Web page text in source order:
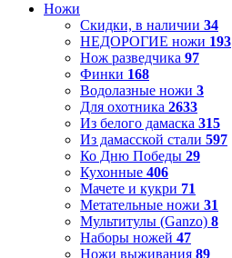
Ножи
Скидки, в наличии 34
НЕДОРОГИЕ ножи 193
Нож разведчика 97
Финки 168
Водолазные ножи 3
Для охотника 2633
Из белого дамаска 315
Из дамасской стали 597
Ко Дню Победы 29
Кухонные 406
Мачете и кукри 71
Метательные ножи 31
Мультитулы (Ganzo) 8
Наборы ножей 47
Ножи выживания 89